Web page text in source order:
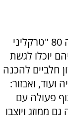
עד ליל הסדר הקרוב, יוקמו במוצבי הקצה 80 "טרקליני
עם מזון נגיש 24/7, אליהם יוכלו לגשת
חלביים להכנה
ועוד, ואבזור:
פעולה עם
ממוזג ויוצבו